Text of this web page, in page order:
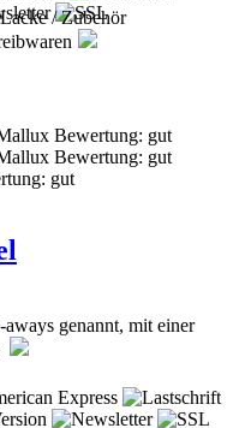
/ Zubehör
genannt, mit einer